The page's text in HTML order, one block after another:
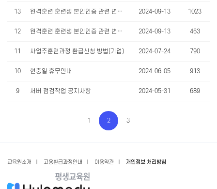
13 원격훈련 훈련생 본인인증 관련 변경사항 안내 2024-09-13 1023
12 원격훈련 훈련생 본인인증 관련 변경사항 안내 2024-09-13 463
11 사업주훈련과정 환급신청 방법(기업) 2024-07-24 790
10 현충일 휴무안내 2024-06-05 913
9 서버 점검작업 공지사항 2024-05-31 689
1 2 3
교육원소개 고용환급과정안내 이용약관 개인정보 처리방침